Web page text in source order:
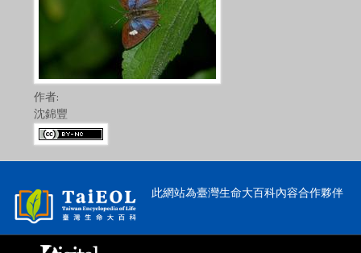
作者:
沈錦豐
此網站為臺灣生命大百科內容合作夥伴